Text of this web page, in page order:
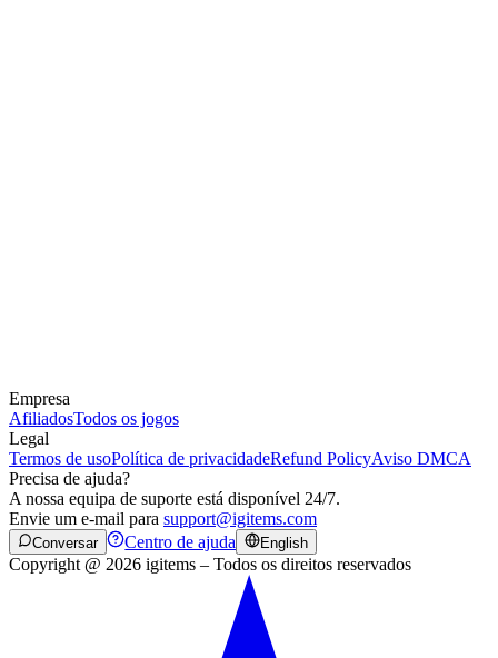
Empresa
AfiliadosTodos os jogos
Legal
Termos de usoPolítica de privacidadeRefund PolicyAviso DMCA
Precisa de ajuda?
A nossa equipa de suporte está disponível 24/7.
Envie um e-mail para support@igitems.com
Conversar Centro de ajuda English
Copyright @ 2026 igitems – Todos os direitos reservados